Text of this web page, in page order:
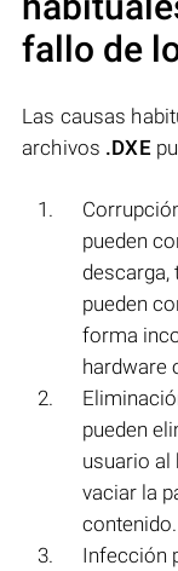
fallo de
Las causas
archivos .DXE
pueden
descarga,
pueden
forma
hardware
pueden
usuario al
vaciar la
contenido.
Infección